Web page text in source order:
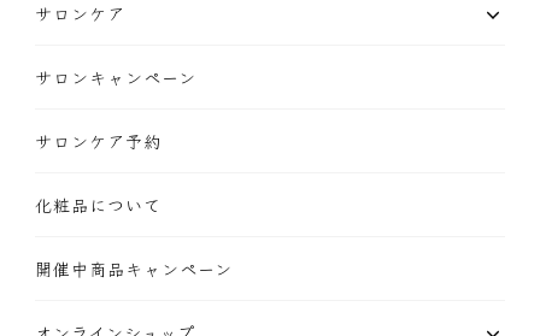
サロンケア
サロンキャンペーン
サロンケア予約
化粧品について
開催中商品キャンペーン